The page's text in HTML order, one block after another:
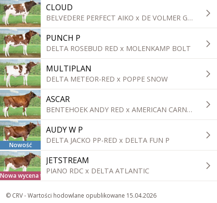
CLOUD
BELVEDERE PERFECT AIKO x DE VOLMER GLORIOUS
PUNCH P
DELTA ROSEBUD RED x MOLENKAMP BOLT
MULTIPLAN
DELTA METEOR-RED x POPPE SNOW
ASCAR
BENTEHOEK ANDY RED x AMERICAN CARNIVAL-RED
Nowość
AUDY W P
DELTA JACKO PP-RED x DELTA FUN P
Nowa wycena tradycyjna
JETSTREAM
PIANO RDC x DELTA ATLANTIC
© CRV - Wartości hodowlane opublikowane 15.04.2026